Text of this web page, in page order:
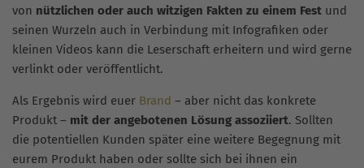
von nützlichen oder auch witzigen Fakten zu einem Fest und
seinen Wurzeln auch in Verbindung mit Infografiken oder
kleinen Videos kann die Leserschaft erheitern und wird gerne
verlinkt oder veröffentlicht.
Als Ergebnis wird euer Brand – aber nicht das konkrete
Produkt – mit der angebotenen Lösung assoziiert. Sollten
die potentiellen Kunden später eine weitere Begegnung mit
eurem Produkt haben oder sollte sich bei ihnen ein